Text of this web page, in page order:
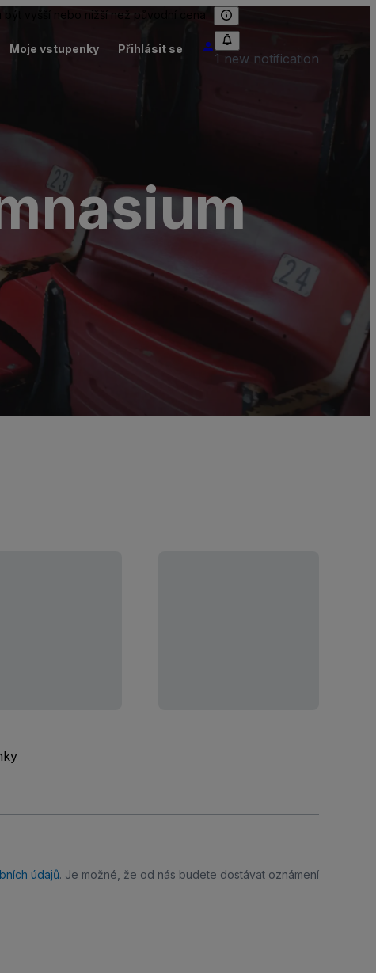
vyšší nebo nižší než původní cena.
Moje vstupenky Přihlásit se
1 new notification
údajů. Je možné, že od nás budete dostávat oznámení